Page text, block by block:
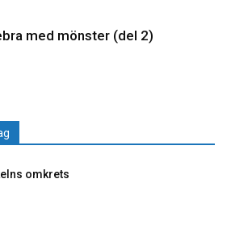
med mönster (del 2)
omkrets